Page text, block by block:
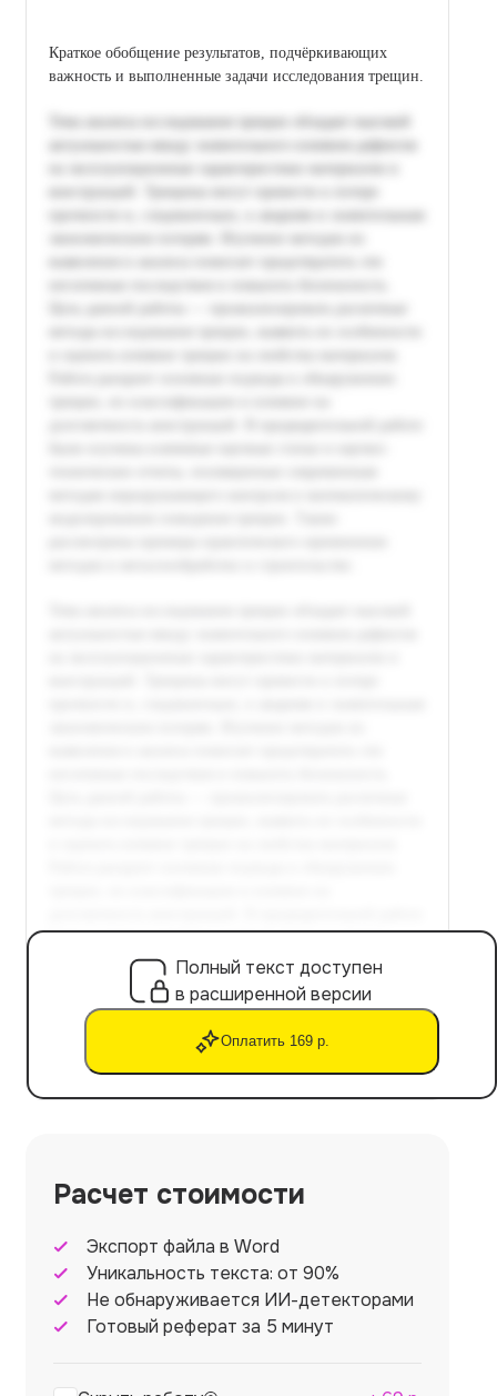
Краткое обобщение результатов, подчёркивающих
важность и выполненные задачи исследования трещин.
Полный текст доступен
в расширенной версии
Оплатить 169 р.
Расчет стоимости
Экспорт файла в Word
Уникальность текста: от 90%
Не обнаруживается ИИ-детекторами
Готовый реферат за 5 минут